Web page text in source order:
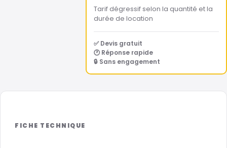
Tarif dégressif selon la quantité et la
durée de location
✅ Devis gratuit
🕐 Réponse rapide
🔒 Sans engagement